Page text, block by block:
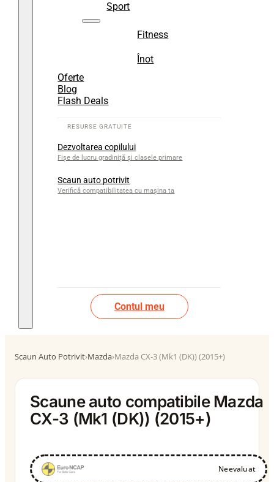
Sport
Fitness
Înot
Oferte
Blog
Flash Deals
Dezvoltarea copilului
Fișe de lucru gradiniță și clasele primare
Scaun auto potrivit
Verifică compatibilitatea cu mașina ta
Contul meu
Scaun Auto Potrivit›Mazda›Mazda CX-3 (Mk1 (DK)) (2015+)
Scaune auto compatibile Mazda
CX-3 (Mk1 (DK)) (2015+)
Neevaluat